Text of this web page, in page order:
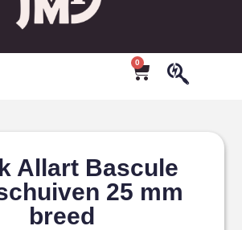
0
Allart Bascule
25 mm
breed